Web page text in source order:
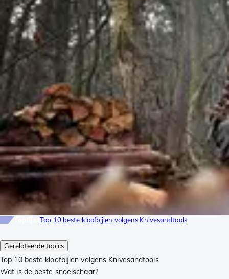
Gerelateerde topics
Top 10 beste kloofbijlen volgens Knivesandtools
Wat is de beste snoeischaar?
ToplijstTop 10 beste kloofbijlen volgens Knivesandtools